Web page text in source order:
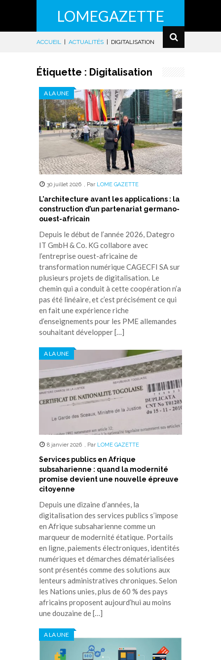
LOMEGAZETTE
ACCUEIL ACTUALITÉS DIGITALISATION
Étiquette : Digitalisation
A LA UNE
30 juillet 2026 , Par LOME GAZETTE
L’architecture avant les applications : la
construction d’un partenariat germano-
ouest-africain
Depuis le début de l’année 2026, Dategro
IT GmbH & Co. KG collabore avec
l’entreprise ouest-africaine de
transformation numérique CAGECFI SA sur
plusieurs projets de digitalisation. Le
chemin qui a conduit à cette coopération n’a
pas été linéaire, et c’est précisément ce qui
en fait une expérience riche
d’enseignements pour les PME allemandes
souhaitant développer […]
A LA UNE
8 janvier 2026 , Par LOME GAZETTE
Services publics en Afrique
subsaharienne : quand la modernité
promise devient une nouvelle épreuve
citoyenne
Depuis une dizaine d’années, la
digitalisation des services publics s’impose
en Afrique subsaharienne comme un
marqueur de modernité étatique. Portails
en ligne, paiements électroniques, identités
numériques et démarches dématérialisées
sont présentés comme des solutions aux
lenteurs administratives chroniques. Selon
les Nations unies, plus de 60 % des pays
africains proposent aujourd’hui au moins
une douzaine de […]
A LA UNE